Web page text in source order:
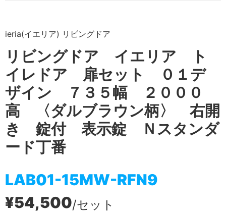
ieria(イエリア) リビングドア
リビングドア イエリア ト
イレドア 扉セット ０１デ
ザイン ７３５幅 ２０００
高 〈ダルブラウン柄〉 右開
き 錠付 表示錠 Ｎスタンダ
ード丁番
LAB01-15MW-RFN9
¥54,500/セット